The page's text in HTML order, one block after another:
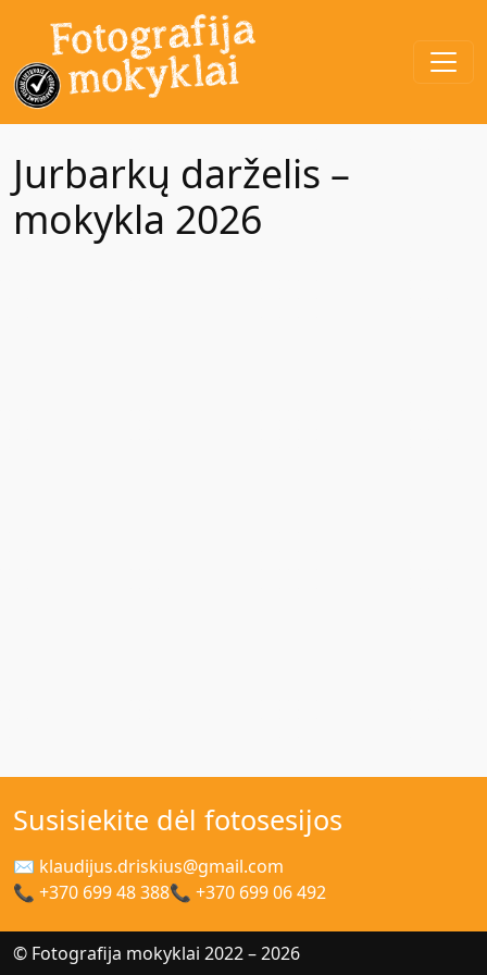
Jurbarkų darželis –
mokykla 2026
Susisiekite dėl fotosesijos
✉ klaudijus.driskius@gmail.com
📞 +370 699 48 388📞 +370 699 06 492
© Fotografija mokyklai 2022 – 2026